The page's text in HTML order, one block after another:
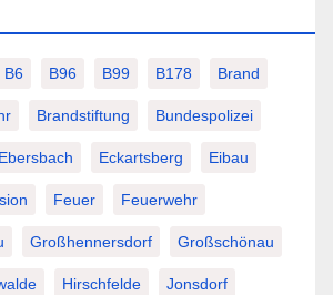
B6 B96 B99 B178 Brand
Brandstiftung Bundespolizei
Ebersbach Eckartsberg Eibau
Feuer Feuerwehr
Großhennersdorf Großschönau
Hirschfelde Jonsdorf